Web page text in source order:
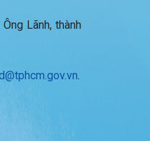
Lãnh, thành
.